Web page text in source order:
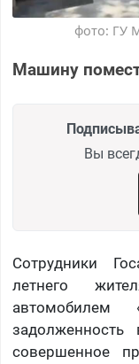
фото: ГУ
Машину
Вы
Сотрудники
летнего
совершенное